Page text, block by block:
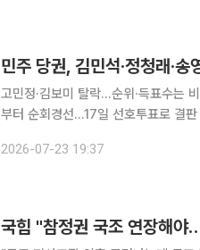
민주 당권, 김민석·정청래·
고민정·김보미 탈락…순위·득표수는
부터 순회경선…17일 선호투표로 결판 더불어민주당 8·17 전당대회 본선에서 김민석·정청래·송영
했다. 민주당 중앙당선거관리위원
2026-07-23 19:37
국힘 "참정권 국조 연장해야